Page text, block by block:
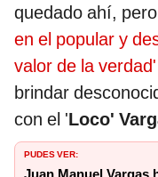
quedado ahí, pero
en el popular y
valor de la verdad'
brindar
con el 'Loco'
PUDES VER: